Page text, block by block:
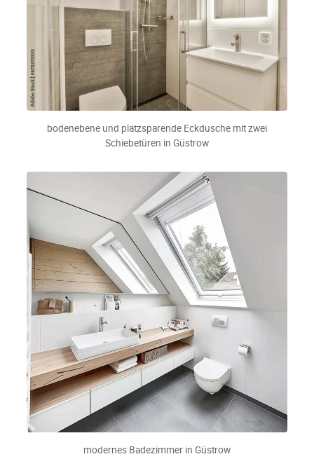
bodenebene und platzsparende Eckdusche mit zwei
Schiebetüren in Güstrow
modernes Badezimmer in Güstrow